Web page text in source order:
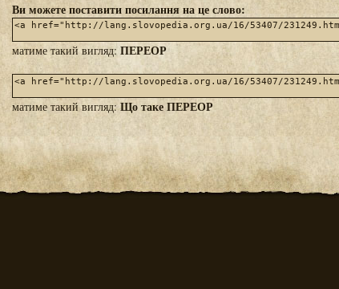
Ви можете поставити посилання на це слово:
матиме такий вигляд: ПЕРЕОР
матиме такий вигляд:Що таке ПЕРЕОР